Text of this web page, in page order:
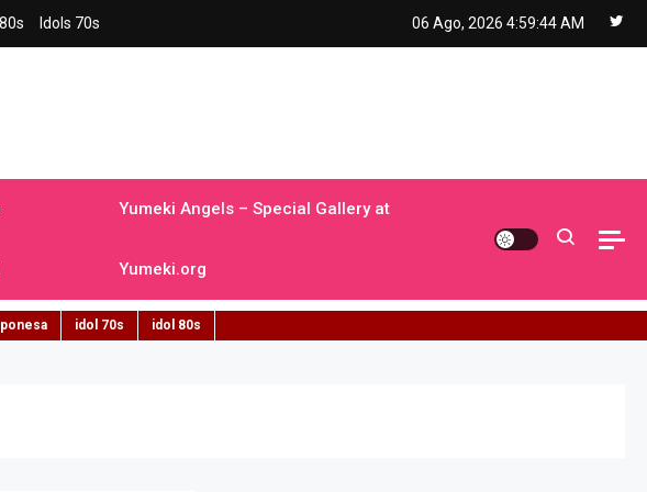
Idols 70s 06 Ago, 2026 4:59:45 AM
Yumeki Angels – Special Gallery at
Yumeki.org
idol 70s idol 80s